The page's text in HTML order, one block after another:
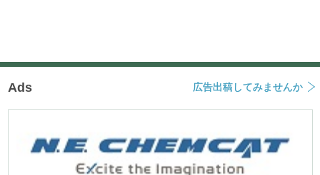
Ads 広告出稿してみませんか